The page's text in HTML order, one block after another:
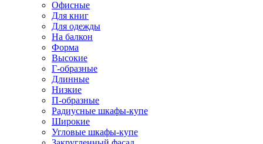
Офисные
Для книг
Для одежды
На балкон
Форма
Высокие
Г-образные
Длинные
Низкие
П-образные
Радиусные шкафы-купе
Широкие
Угловые шкафы-купе